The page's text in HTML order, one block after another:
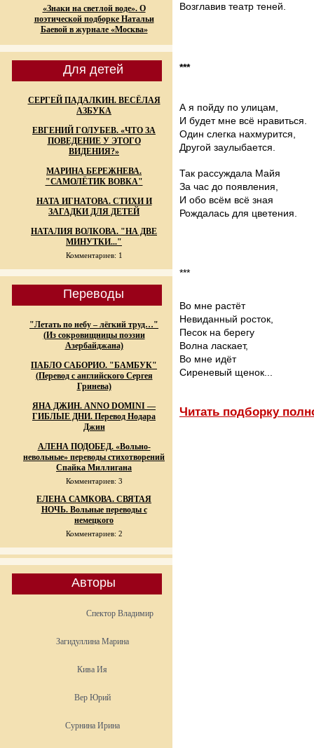
«Знаки на светлой воде». О
поэтической подборке Натальи
Баевой в журнале «Москва»
Для детей
СЕРГЕЙ ПАДАЛКИН. ВЕСЁЛАЯ
АЗБУКА
ЕВГЕНИЙ ГОЛУБЕВ. «ЧТО ЗА
ПОВЕДЕНИЕ У ЭТОГО
ВИДЕНИЯ?»
МАРИНА БЕРЕЖНЕВА.
"САМОЛЁТИК ВОВКА"
НАТА ИГНАТОВА. СТИХИ И
ЗАГАДКИ ДЛЯ ДЕТЕЙ
НАТАЛИЯ ВОЛКОВА. "НА ДВЕ
МИНУТКИ..."
Комментариев: 1
Переводы
"Летать по небу – лёгкий труд…"
(Из сокровищницы поэзии
Азербайджана)
ПАБЛО САБОРИО. "БАМБУК"
(Перевод с английского Сергея
Гринева)
ЯНА ДЖИН. ANNO DOMINI —
ГИБЛЫЕ ДНИ. Перевод Нодара
Джин
АЛЕНА ПОДОБЕД. «Вольно-
невольные» переводы стихотворений
Спайка Миллигана
Комментариев: 3
ЕЛЕНА САМКОВА. СВЯТАЯ
НОЧЬ. Вольные переводы с
немецкого
Комментариев: 2
Авторы
Спектор Владимир
Загидуллина Марина
Кива Ия
Вер Юрий
Сурнина Ирина
Возглавив театр теней.
***
А я пойду по улицам,
И будет мне всё нравиться.
Один слегка нахмурится,
Другой заулыбается.
Так рассуждала Майя
За час до появления,
И обо всём всё зная
Рождалась для цветения.
***
Во мне растёт
Невиданный росток,
Песок на берегу
Волна ласкает,
Во мне идёт
Сиреневый щенок...
Читать подборку